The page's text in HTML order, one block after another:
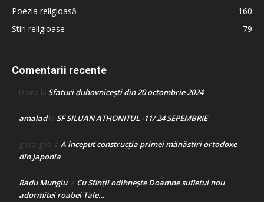
Poezia religioasă
160
Stiri religioase
79
Comentarii recente
Doina la Sfaturi duhovnicești din 20 octombrie 2024
amaladla SF SILUAN ATHONITUL -11/ 24 SEPEMBRIE
gheorghe la A început construcţia primei mănăstiri ortodoxe
din Japonia
Radu Mungiula Cu Sfinții odihnește Doamne sufletul nou
adormitei roabei Tale…